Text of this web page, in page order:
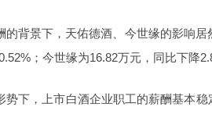
的背景下，天佑德酒、今世缘的影响
；今世缘为16.82万元，同比下降
势下，上市白酒企业职工的薪酬基本